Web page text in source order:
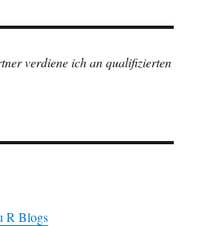
verdiene ich an qualifizierten
R Blogs